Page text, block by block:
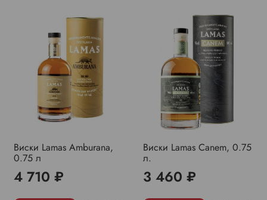
Виски Lamas Amburana,
0.75 л
4 710 ₽
Виски Lamas Canem, 0.75
л.
3 460 ₽